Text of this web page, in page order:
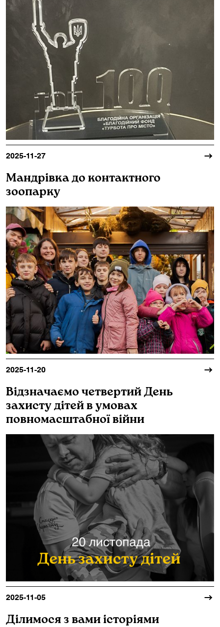
2025-11-27
Мандрівка до контактного
зоопарку
2025-11-20
Відзначаємо четвертий День
захисту дітей в умовах
повномасштабної війни
2025-11-05
Ділимося з вами історіями